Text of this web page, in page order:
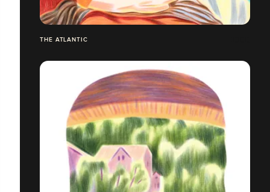
THE ATLANTIC